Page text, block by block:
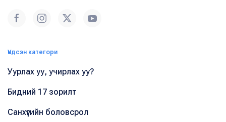
Үндсэн категори
Уурлах уу, учирлах уу?
Бидний 17 зорилт
Санхүүгийн боловсрол